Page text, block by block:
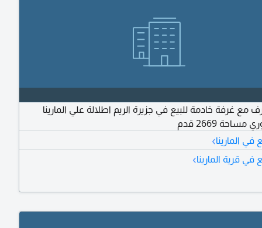
3 غرف مع غرفة خادمة للبيع في جزيرة الريم اطلالة علي المارينا
2669 قدم
المارينا›
قرية المارينا›